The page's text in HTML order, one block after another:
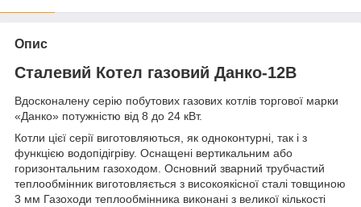
Опис
Сталевий Котел газовий Данко-12В
Вдосконалену серію побутових газових котлів торгової марки
«Данко» потужністю від 8 до 24 кВт.
Котли цієї серії виготовляються, як одноконтурні, так і з
функцією водопідігріву. Оснащені вертикальним або
горизонтальним газоходом. Основний зварний трубчастий
теплообмінник виготовляється з високоякісної сталі товщиною
3 мм Газоходи теплообмінника виконані з великої кількості